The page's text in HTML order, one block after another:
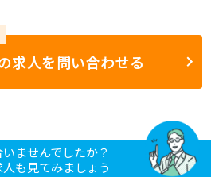
求人を問い合わせる
ませんでしたか？
も見てみましょう